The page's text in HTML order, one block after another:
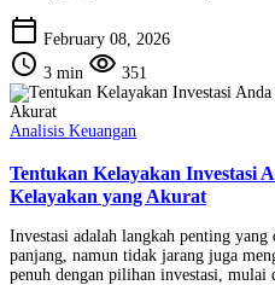
calendar_today February 08, 2026
schedule 3 min visibility 351
Analisis Keuangan
Tentukan Kelayakan Investasi
Kelayakan yang Akurat
Investasi adalah langkah penting
panjang, namun tidak jarang juga
penuh dengan pilihan investasi, mulai